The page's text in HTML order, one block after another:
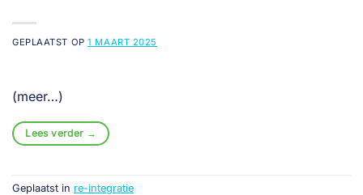
GEPLAATST OP1 MAART 2025
(meer…)
Lees verder →
Geplaatst in re-integratie